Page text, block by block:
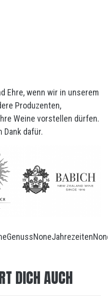
Ehre, wenn wir in unserem
Produzenten,
Weine vorstellen dürfen.
Dank dafür.
GenussNoneJahrezeiten
DICH AUCH